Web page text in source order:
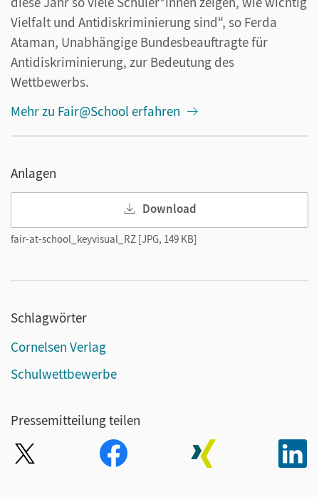
Vielfalt und Antidiskriminierung sind“, so Ferda
Ataman, Unabhängige Bundesbeauftragte für
Antidiskriminierung, zur Bedeutung des
Wettbewerbs.
Mehr zu Fair@School erfahren
Anlagen
Download
fair-at-school_keyvisual_RZ [JPG, 149 KB]
Schlagwörter
Cornelsen Verlag
Schulwettbewerbe
Pressemitteilung teilen